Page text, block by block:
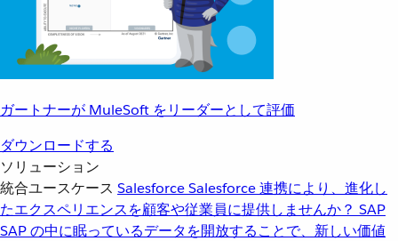
ガートナーが MuleSoft をリーダーとして評価
ダウンロードする
ソリューション
統合ユースケース SalesforceSalesforce 連携により、進化し
たエクスペリエンスを顧客や従業員に提供しませんか？ SAP
SAP の中に眠っているデータを開放することで、新しい価値